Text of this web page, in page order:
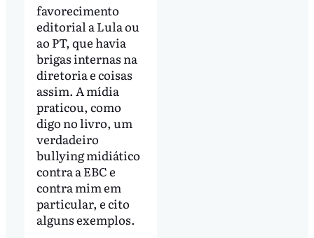
favorecimento
editorial a Lula ou
ao PT, que havia
brigas internas na
diretoria e coisas
assim. A mídia
praticou, como
digo no livro, um
verdadeiro
bullying midiático
contra a EBC e
contra mim em
particular, e cito
alguns exemplos.